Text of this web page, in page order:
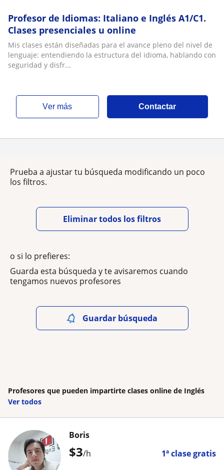
Profesor de Idiomas: Italiano e Inglés A1/C1.
Clases presenciales u online
Mis clases están diseñadas para el avance pleno del nivel de
lenguaje: entendiendo la estructura del idioma, hablando con
seguridad y disfr...
ver más Contactar
Prueba a ajustar tu búsqueda modificando un poco
los filtros.
Eliminar todos los filtros
o si lo prefieres:
Guarda esta búsqueda y te avisaremos cuando
tengamos nuevos profesores
Guardar búsqueda
Profesores que pueden impartirte clases online de Inglés
Ver todos
$3/h 1ª clase gratis
Boris